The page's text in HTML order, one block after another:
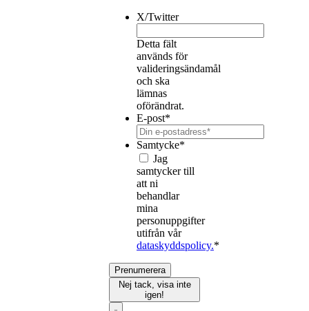
X/Twitter
Detta fält
används för
valideringsändamål
och ska
lämnas
oförändrat.
E-post*
Samtycke*
Jag
samtycker till
att ni
behandlar
mina
personuppgifter
utifrån vår
dataskyddspolicy.*
Prenumerera
Nej tack, visa inte
igen!